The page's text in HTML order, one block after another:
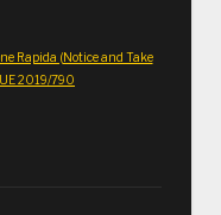
Rapida (Notice and Take
2019/790